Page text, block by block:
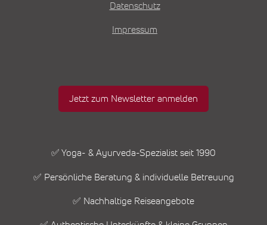
Datenschutz
Impressum
Jetzt zum Newsletter anmelden
✅ Yoga- & Ayurveda-Spezialist seit 1990
✅ Persönliche Beratung & individuelle Betreuung
✅ Nachhaltige Reiseangebote